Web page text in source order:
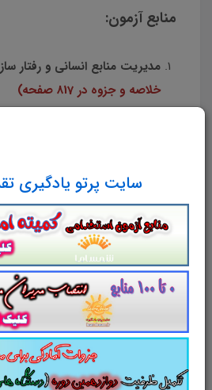
سایت پرتو یادگیری
منابع آزمون:
مدیریت منابع انسانی و رفتار
خلاصه و جزوه در 817 صفحه)
صفحه)
قانون کار(جزوه و تست در 185 صفحه)
قانون تامین اجتماعی
برای خرید و دانلود تست
کارشناس امور بیمه ای
زیر
کلیک